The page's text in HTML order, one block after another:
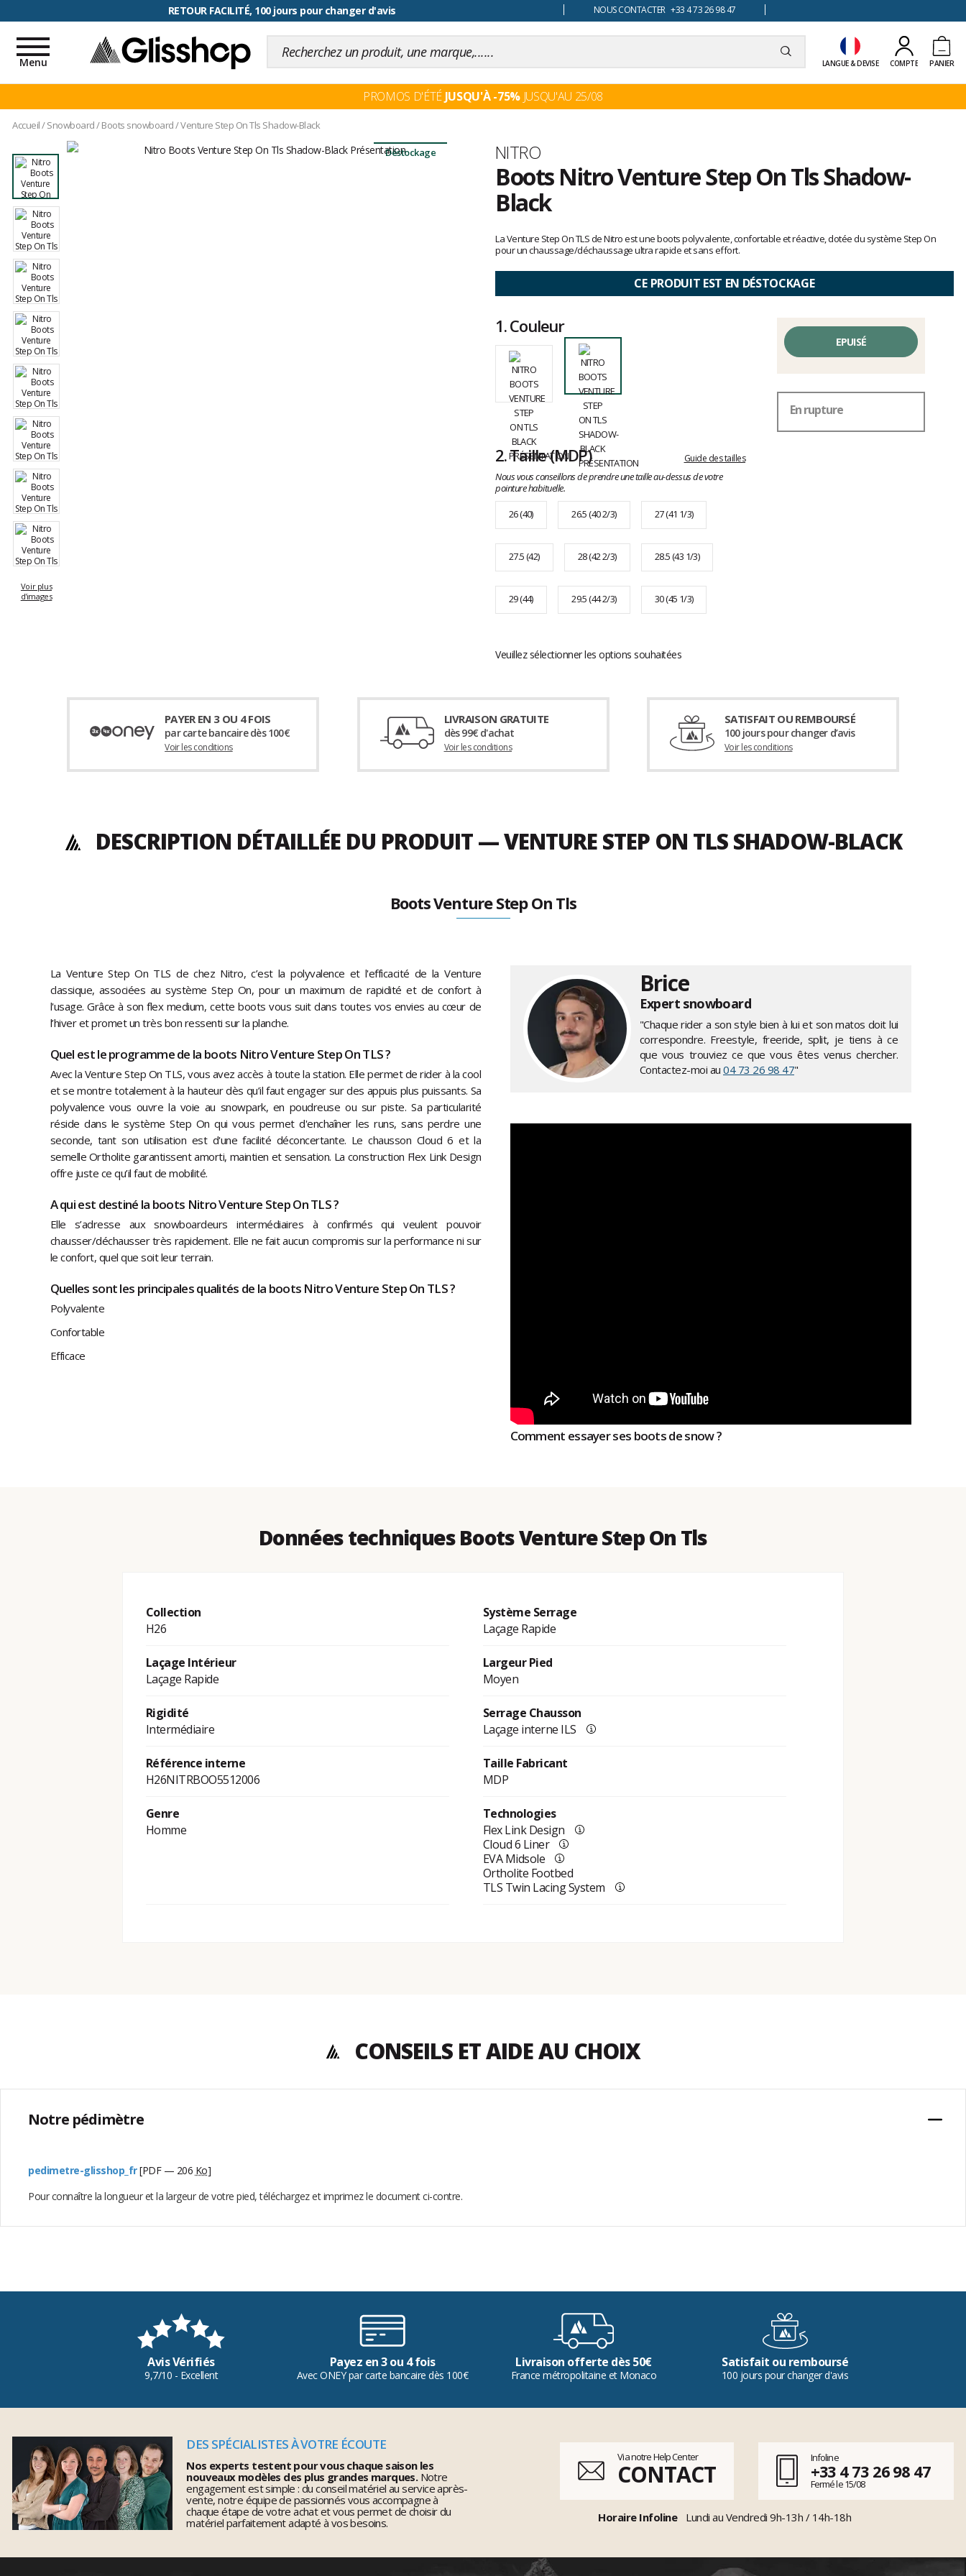
RETOUR FACILITÉ, 100 jours pour changer d'avis NOUS CONTACTER +33 4 73 26 98 47
LANGUE & DEVISE COMPTE PANIER
Toggle
navigation
Menu
PROMOS D'ÉTÉ JUSQU'À -75%JUSQU'AU 25/08
Accueil/Snowboard/Boots snowboard/Venture Step On Tls Shadow-Black
Déstockage
Voir plus
d'images
Marque
NITRO
Boots Nitro Venture Step On Tls Shadow-
Black
avis
clients
La Venture Step On TLS de Nitro est une boots polyvalente, confortable et réactive, dotée du système Step On
pour un chaussage/déchaussage ultra rapide et sans effort.
CE PRODUIT EST EN DÉSTOCKAGE
1.Couleur
2.Taille(MDP) Guide des tailles
Nous vous conseillons de prendre une taille au-dessus de votre
pointure habituelle.
26 (40)
26.5 (40 2/3) 27 (41 1/3)
27.5 (42) 28 (42 2/3) 28.5 (43 1/3)
29 (44) 29.5 (44 2/3) 30 (45 1/3)
Veuillez sélectionner les options souhaitées
EPUISÉ
En rupture
PAYER EN 3 OU 4 FOIS
par carte bancaire dès 100€
Voir les conditions
LIVRAISON GRATUITE
dès 99€ d'achat
Voir les conditions
SATISFAIT OU REMBOURSÉ
100 jours pour changer d’avis
Voir les conditions
DESCRIPTION DÉTAILLÉE DU PRODUIT — VENTURE STEP ON TLS SHADOW-BLACK
Boots Venture Step On Tls
La Venture Step On TLS de chez Nitro, c’est la polyvalence et l'efficacité de la Venture
classique, associées au système Step On, pour un maximum de rapidité et de confort à
l'usage. Grâce à son flex medium, cette boots vous suit dans toutes vos envies au cœur de
l’hiver et promet un très bon ressenti sur la planche.
Quel est le programme de la boots Nitro Venture Step On TLS ?
Avec la Venture Step On TLS, vous avez accès à toute la station. Elle permet de rider à la cool
et se montre totalement à la hauteur dès qu’il faut engager sur des appuis plus puissants. Sa
polyvalence vous ouvre la voie au snowpark, en poudreuse ou sur piste. Sa particularité
réside dans le système Step On qui vous permet d'enchaîner les runs, sans perdre une
seconde, tant son utilisation est d'une facilité déconcertante. Le chausson Cloud 6 et la
semelle Ortholite garantissent amorti, maintien et sensation. La construction Flex Link Design
offre juste ce qu’il faut de mobilité.
A qui est destiné la boots Nitro Venture Step On TLS ?
Elle s’adresse aux snowboardeurs intermédiaires à confirmés qui veulent pouvoir
chausser/déchausser très rapidement. Elle ne fait aucun compromis sur la performance ni sur
le confort, quel que soit leur terrain.
Quelles sont les principales qualités de la boots Nitro Venture Step On TLS ?
Polyvalente
Confortable
Efficace
Brice
Expert snowboard
"Chaque rider a son style bien à lui et son matos doit lui
correspondre. Freestyle, freeride, split, je tiens à ce
que vous trouviez ce que vous êtes venus chercher.
Contactez-moi au 04 73 26 98 47"
Comment essayer ses boots de snow ?
Données techniques Boots Venture Step On Tls
Collection
H26
Système Serrage
Laçage Rapide
Laçage Intérieur
Laçage Rapide
Largeur Pied
Moyen
Rigidité
Intermédiaire
Serrage Chausson
Laçage interne ILS
Référence interne
H26NITRBOO5512006
Taille Fabricant
MDP
Genre
Homme
Technologies
Flex Link Design
Cloud 6 Liner
EVA Midsole
Ortholite Footbed
TLS Twin Lacing System
CONSEILS ET AIDE AU CHOIX
Notre pédimètre
pedimetre-glisshop_fr[PDF — 206 Ko]
Pour connaître la longueur et la largeur de votre pied, téléchargez et imprimez le document ci-contre.
Avis Vérifiés
9,7/10 - Excellent
Payez en 3 ou 4 fois
Avec ONEY par carte bancaire dès 100€
Livraison offerte dès 50€
France métropolitaine et Monaco
Satisfait ou remboursé
100 jours pour changer d'avis
DES SPÉCIALISTES À VOTRE ÉCOUTE
Nos experts testent pour vous chaque saison les
nouveaux modèles des plus grandes marques.Notre
engagement est simple : du conseil matériel au service après-
vente, notre équipe de passionnés vous accompagne à
chaque étape de votre achat et vous permet de choisir du
matériel parfaitement adapté à vos besoins.
Via notre Help Center
CONTACT
Infoline
+33 4 73 26 98 47
Fermé le 15/08
Horaire Infoline Lundi au Vendredi 9h-13h / 14h-18h